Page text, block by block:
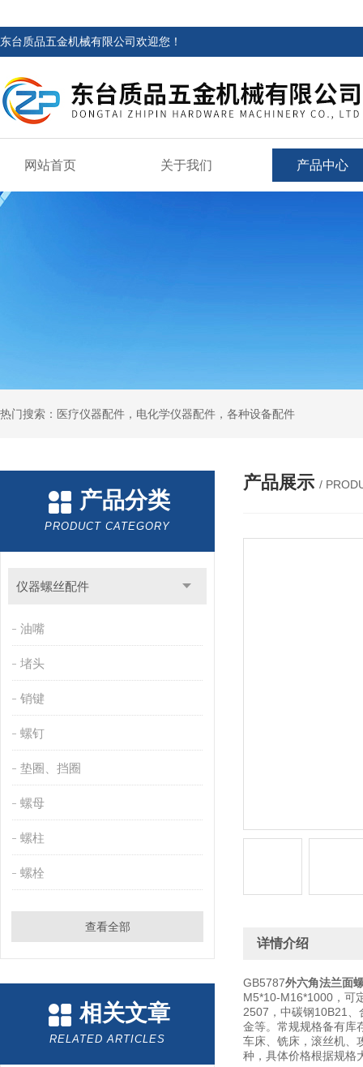
东台质品五金机械有限公司欢迎您！
网站首页 关于我们 产品中心
热门搜索：医疗仪器配件，电化学仪器配件，各种设备配件
产品分类
PRODUCT CATEGORY
仪器螺丝配件
油嘴
堵头
销键
螺钉
垫圈、挡圈
螺母
螺柱
螺栓
查看全部
相关文章
RELATED ARTICLES
产品展示 /
详情介绍
GB5787外六角法兰面
M5*10-M16*1000，可
2507，中碳钢10B21
金等。常规规格备有库
车床、铣床，滚丝机、
种，具体价格根据规格